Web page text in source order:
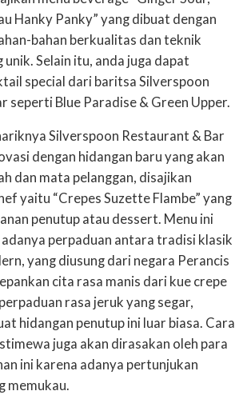
Hanky Panky” yang dibuat dengan
bahan berkualitas dan teknik
unik. Selain itu, anda juga dapat
special dari baritsa Silverspoon
seperti Blue Paradise & Green Upper.
Silverspoon Restaurant & Bar
dengan hidangan baru yang akan
dan mata pelanggan, disajikan
yaitu “Crepes Suzette Flambe” yang
penutup atau dessert. Menu ini
perpaduan antara tradisi klasik
yang diusung dari negara Perancis
cita rasa manis dari kue crepe
rasa jeruk yang segar,
hidangan penutup ini luar biasa. Cara
juga akan dirasakan oleh para
ini karena adanya pertunjukan
memukau.